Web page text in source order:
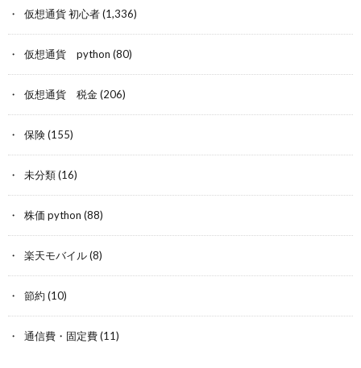
仮想通貨 初心者(1,336)
仮想通貨 python (80)
仮想通貨 税金(206)
保険(155)
未分類(16)
株価 python (88)
楽天モバイル(8)
節約 (10)
通信費・固定費(11)